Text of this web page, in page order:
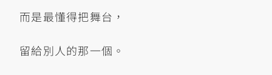
而是最懂得把舞台，
留給別人的那一個。